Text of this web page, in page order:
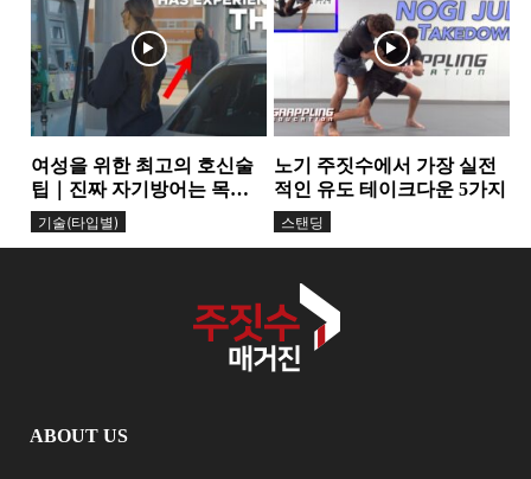
는 ‘거리의 과학’
여성을 위한 최고의 호신술
팁｜진짜 자기방어는 목소
리에서 시작된다
기술(타입별)
노기 주짓수에서 가장 실전
적인 유도 테이크다운 5가지
스탠딩
ABOUT US